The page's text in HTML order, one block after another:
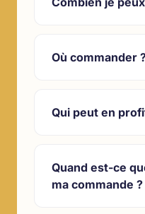
Où commander
Qui peut en
Quand est-ce
ma commande ?